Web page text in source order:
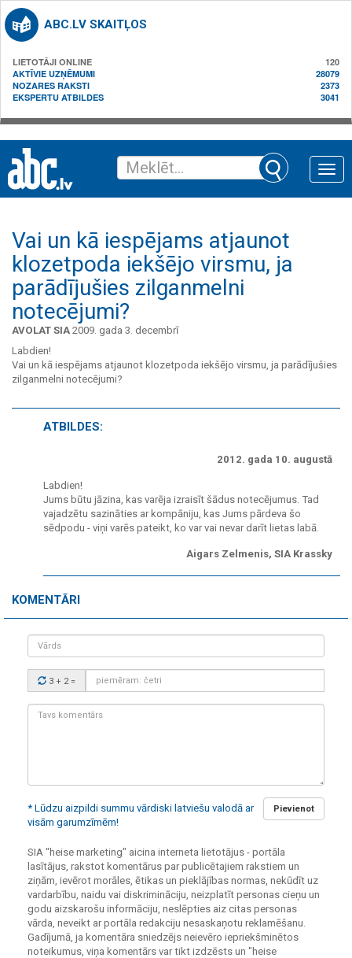
ABC.LV SKAITĻOS
LIETOTĀJI ONLINE
120
AKTĪVIE UZŅĒMUMI
28079
NOZARES RAKSTI
2373
EKSPERTU ATBILDES
3041
Toggle
Vai un kā iespējams atjaunot
klozetpoda iekšējo virsmu, ja
parādījušies zilganmelni
notecējumi?
AVOLAT SIA 2009. gada 3. decembrī
Labdien!
Vai un kā iespējams atjaunot klozetpoda iekšējo virsmu, ja parādījušies
zilganmelni notecējumi?
ATBILDES:
2012. gada 10. augustā
Labdien!
Jums būtu jāzina, kas varēja izraisīt šādus notecējumus. Tad
vajadzētu sazināties ar kompāniju, kas Jums pārdeva šo
sēdpodu - viņi varēs pateikt, ko var vai nevar darīt lietas labā.
Aigars Zelmenis, SIA Krassky
KOMENTĀRI
Vārds
Drošības
kods:
3 + 2=
Tavs
Pievienot
* Lūdzu aizpildi summu vārdiski latviešu valodā ar
visām garumzīmēm!
SIA "heise marketing" aicina interneta lietotājus - portāla
lasītājus, rakstot komentārus par publicētajiem rakstiem un
ziņām, ievērot morāles, ētikas un pieklājības normas, nekūdīt uz
vardarbību, naidu vai diskrimināciju, neizplatīt personas cieņu un
godu aizskarošu informāciju, neslēpties aiz citas personas
vārda, neveikt ar portāla redakciju nesaskaņotu reklamēšanu.
Gadījumā, ja komentāra sniedzējs neievēro iepriekšminētos
noteikumus, viņa komentārs var tikt izdzēsts un "heise